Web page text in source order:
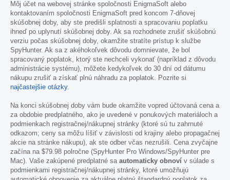
Môj účet na webovej stránke spoločnosti EnigmaSoft alebo
kontaktovaním spoločnosti EnigmaSoft pred koncom 7-dňovej
skúšobnej doby, aby ste predišli splatnosti a spracovaniu poplatku
ihneď po uplynutí skúšobnej doby. Ak sa rozhodnete zrušiť skúšobnú
verziu počas skúšobnej doby, okamžite stratíte prístup k službe
SpyHunter. Ak sa z akéhokoľvek dôvodu domnievate, že bol
spracovaný poplatok, ktorý ste nechceli vykonať (napríklad z dôvodu
administrácie systému), môžete kedykoľvek do 30 dní od dátumu
nákupu zrušiť a získať plnú náhradu za poplatok. Pozrite si
najčastejšie otázky.
Na konci skúšobnej doby vám bude okamžite vopred účtovaná cena a
za obdobie predplatného, ako je uvedené v ponukových materiáloch a
podmienkach registračnej/nákupnej stránky (ktoré sú tu zahrnuté
odkazom; ceny sa môžu líšiť v závislosti od krajiny alebo propagačnej
akcie na stránke nákupu), ak ste odber včas nezrušili. Cena zvyčajne
začína na $79.98 polročne (SpyHunter Pro Windows/SpyHunter pre
Mac). Vaše zakúpené predplatné sa automaticky obnoví v súlade s
podmienkami registračnej/nákupnej stránky, ktoré umožňujú